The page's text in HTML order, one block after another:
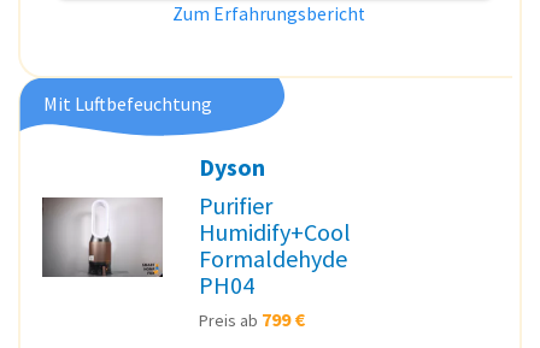
Zum Erfahrungsbericht
Mit Luftbefeuchtung
Dyson
Purifier
Humidify+Cool
Formaldehyde
PH04
Preis ab 799 €